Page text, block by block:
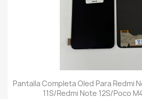
Pantalla Completa Oled Para Redmi
11S/Redmi Note 12S/poco